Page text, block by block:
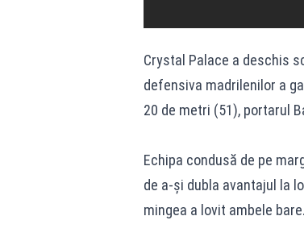
Crystal Palace a deschis
defensiva madrilenilor a
20 de metri (51), portarul
Echipa condusă de pe
de a-și dubla avantajul la
mingea a lovit ambele bare.